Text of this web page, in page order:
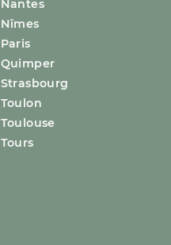
Nantes
Nîmes
Paris
Quimper
Strasbourg
Toulon
Toulouse
Tours